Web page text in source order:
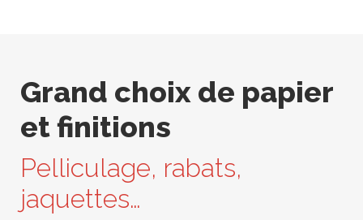
Grand choix de papier
et finitions
Pelliculage, rabats,
jaquettes…